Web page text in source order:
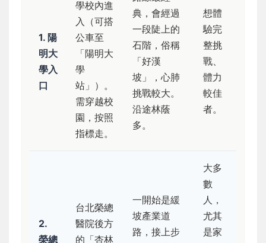
1. 陽
明大
學入
口
學校內進
入（可搭
公車至
「陽明大
學
站」）。
需穿越校
園，按照
指標走。
典，會經過
一段陡上的
石階，俗稱
「好漢
坡」，心肺
挑戰較大。
沿途林蔭
多。
想體
驗完
整挑
戰、
體力
較佳
者。
2.
榮總
台北榮總
醫院後方
的「杏林
一開始是緩
坡產業道
路，接上步
大多
數
人，
尤其
是家